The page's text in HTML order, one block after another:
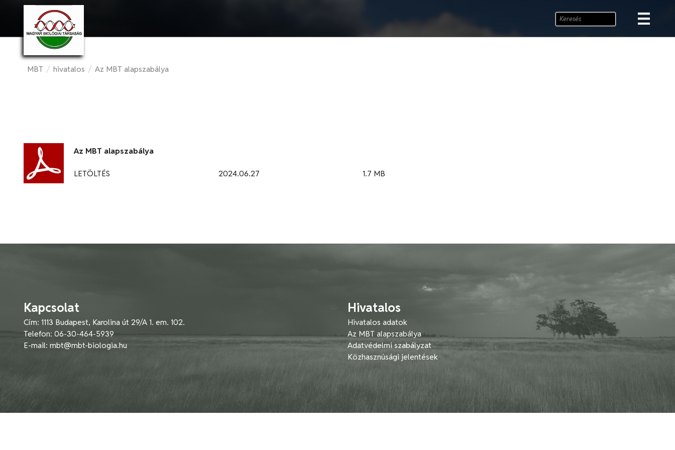
MBT / hivatalos / Az MBT alapszabálya
Az MBT alapszabálya
2024.06.27 1.7 MB
LETÖLTÉS
Kapcsolat
Cím: 1113 Budapest, Karolina út 29/A 1. em. 102.
Telefon: 06-30-464-5939
E-mail: mbt@mbt-biologia.hu
Hivatalos
Hivatalos adatok
Az MBT alapszabálya
Adatvédelmi szabályzat
Közhasznúsági jelentések